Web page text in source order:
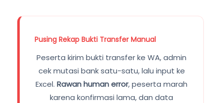
Pusing Rekap Bukti Transfer Manual
Peserta kirim bukti transfer ke WA, admin
cek mutasi bank satu-satu, lalu input ke
Excel. Rawan human error, peserta marah
karena konfirmasi lama, dan data